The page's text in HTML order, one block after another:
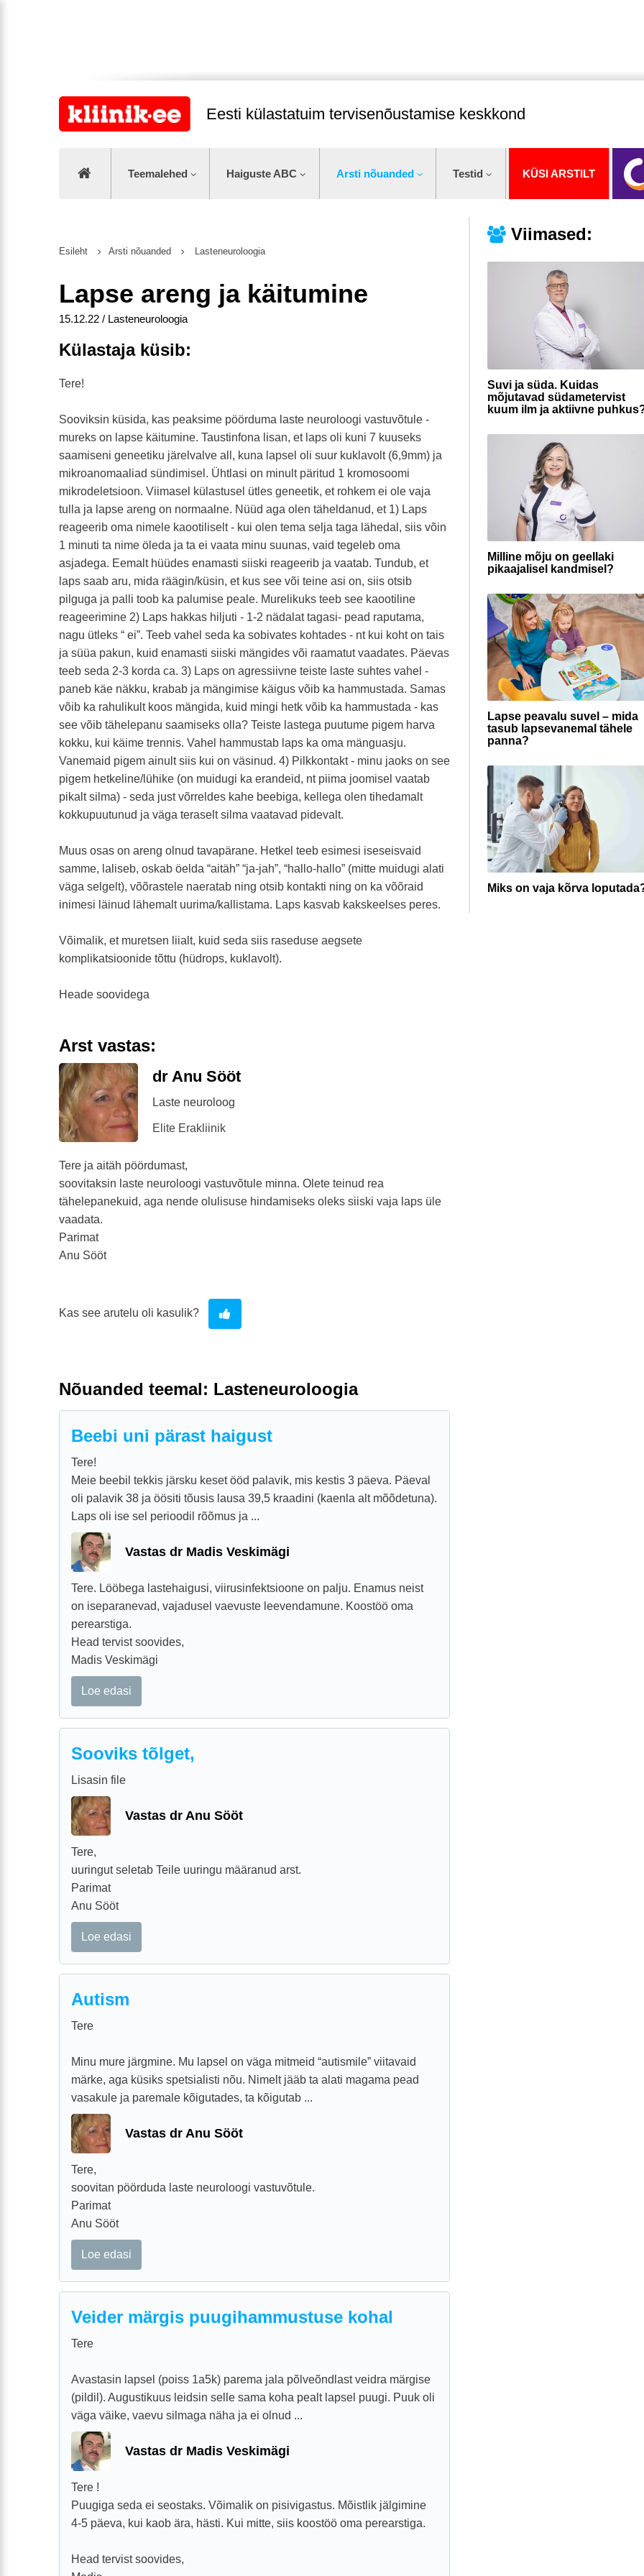
Eesti külastatuim tervisenõustamise keskkond
Teemalehed Haiguste ABC Arsti nõuanded Testid KÜSI ARSTILT
Viimased:
Suvi ja süda. Kuidas
mõjutavad südametervist
kuum ilm ja aktiivne
Milline mõju on geellaki
pikaajalisel kandmisel?
Lapse peavalu suvel – mida
tasub lapsevanemal tähele
panna?
Miks on vaja kõrva
Esileht Arsti nõuanded Lasteneuroloogia
Lapse areng ja käitumine
15.12.22 / Lasteneuroloogia
Külastaja küsib:
Tere!
Sooviksin küsida, kas peaksime pöörduma laste neuroloogi vastuvõtule -
mureks on lapse käitumine. Taustinfona lisan, et laps oli kuni 7 kuuseks
saamiseni geneetiku järelvalve all, kuna lapsel oli suur kuklavolt (6,9mm) ja
mikroanomaaliad sündimisel. Ühtlasi on minult päritud 1 kromosoomi
mikrodeletsioon. Viimasel külastusel ütles geneetik, et rohkem ei ole vaja
tulla ja lapse areng on normaalne. Nüüd aga olen täheldanud, et 1) Laps
reageerib oma nimele kaootiliselt - kui olen tema selja taga lähedal, siis võin
1 minuti ta nime öleda ja ta ei vaata minu suunas, vaid tegeleb oma
asjadega. Eemalt hüüdes enamasti siiski reageerib ja vaatab. Tundub, et
laps saab aru, mida räägin/küsin, et kus see või teine asi on, siis otsib
pilguga ja palli toob ka palumise peale. Murelikuks teeb see kaootiline
reageerimine 2) Laps hakkas hiljuti - 1-2 nädalat tagasi- pead raputama,
nagu ütleks “ ei”. Teeb vahel seda ka sobivates kohtades - nt kui koht on tais
ja süüa pakun, kuid enamasti siiski mängides või raamatut vaadates. Päevas
teeb seda 2-3 korda ca. 3) Laps on agressiivne teiste laste suhtes vahel -
paneb käe näkku, krabab ja mängimise käigus võib ka hammustada. Samas
võib ka rahulikult koos mängida, kuid mingi hetk võib ka hammustada - kas
see võib tähelepanu saamiseks olla? Teiste lastega puutume pigem harva
kokku, kui käime trennis. Vahel hammustab laps ka oma mänguasju.
Vanemaid pigem ainult siis kui on väsinud. 4) Pilkkontakt - minu jaoks on see
pigem hetkeline/lühike (on muidugi ka erandeid, nt piima joomisel vaatab
pikalt silma) - seda just võrreldes kahe beebiga, kellega olen tihedamalt
kokkupuutunud ja väga teraselt silma vaatavad pidevalt.
Muus osas on areng olnud tavapärane. Hetkel teeb esimesi iseseisvaid
samme, laliseb, oskab öelda “aitäh” “ja-jah”, “hallo-hallo” (mitte muidugi alati
väga selgelt), võõrastele naeratab ning otsib kontakti ning on ka võõraid
inimesi läinud lähemalt uurima/kallistama. Laps kasvab kakskeelses peres.
Võimalik, et muretsen liialt, kuid seda siis raseduse aegsete
komplikatsioonide tõttu (hüdrops, kuklavolt).
Heade soovidega
Arst vastas:
dr Anu Sööt
Laste neuroloog
Elite Erakliinik
Tere ja aitäh pöördumast,
soovitaksin laste neuroloogi vastuvõtule minna. Olete teinud rea
tähelepanekuid, aga nende olulisuse hindamiseks oleks siiski vaja laps üle
vaadata.
Parimat
Anu Sööt
Kas see arutelu oli kasulik?
Nõuanded teemal: Lasteneuroloogia
Beebi uni pärast haigust
Tere!
Meie beebil tekkis järsku keset ööd palavik, mis kestis 3 päeva. Päeval
oli palavik 38 ja öösiti tõusis lausa 39,5 kraadini (kaenla alt mõõdetuna).
Laps oli ise sel perioodil rõõmus ja ...
Vastas dr Madis Veskimägi
Tere. Lööbega lastehaigusi, viirusinfektsioone on palju. Enamus neist
on iseparanevad, vajadusel vaevuste leevendamune. Koostöö oma
perearstiga.
Head tervist soovides,
Madis Veskimägi
Loe edasi
Sooviks tõlget,
Lisasin file
Vastas dr Anu Sööt
Tere,
uuringut seletab Teile uuringu määranud arst.
Parimat
Anu Sööt
Loe edasi
Autism
Tere
Minu mure järgmine. Mu lapsel on väga mitmeid “autismile” viitavaid
märke, aga küsiks spetsialisti nõu. Nimelt jääb ta alati magama pead
vasakule ja paremale kõigutades, ta kõigutab ...
Vastas dr Anu Sööt
Tere,
soovitan pöörduda laste neuroloogi vastuvõtule.
Parimat
Anu Sööt
Loe edasi
Veider märgis puugihammustuse kohal
Tere
Avastasin lapsel (poiss 1a5k) parema jala põlveõndlast veidra märgise
(pildil). Augustikuus leidsin selle sama koha pealt lapsel puugi. Puuk oli
väga väike, vaevu silmaga näha ja ei olnud ...
Vastas dr Madis Veskimägi
Tere !
Puugiga seda ei seostaks. Võimalik on pisivigastus. Mõistlik jälgimine
4-5 päeva, kui kaob ära, hästi. Kui mitte, siis koostöö oma perearstiga.
Head tervist soovides,